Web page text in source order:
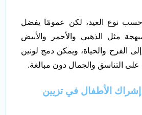
حسب نوع العيد، لكن عمومًا يفضل
مثل الذهبي والأحمر والأبيض
إلى الفرح والحياة، ويمكن دمج لونين
على التناسق والجمال دون مبالغة.
إشراك الأطفال في تزيين